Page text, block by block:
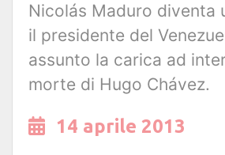
Nicolás Maduro diventa
il presidente del
assunto la carica ad
morte di Hugo Chávez.
14 aprile 2013